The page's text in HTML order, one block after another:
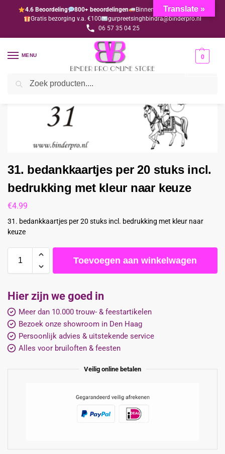
4.6 Beoordeling 800+ beoordelingen
Binnen 1-3 dagen geleverd
Gratis bezorging v.a. €100
gurpreetsinghbindra@binderpro.nl
06 57 35 04 25
MENU 0
Home Bedankjesafdeling
31. bedankkaartjes per 20 stuks incl.
bedrukking met kleur naar keuze
€4.99
31. bedankkaartjes per 20 stuks incl. bedrukking met kleur naar
keuze
Toevoegen aan winkelwagen
Hier zijn we goed in
Meer dan 10.000 trouw- & feestartikelen
Bezoek onze showroom in Den Haag
Persoonlijk advies & uitstekende service
Alles voor bruiloften & feesten
Veilig online betalen
Translate »